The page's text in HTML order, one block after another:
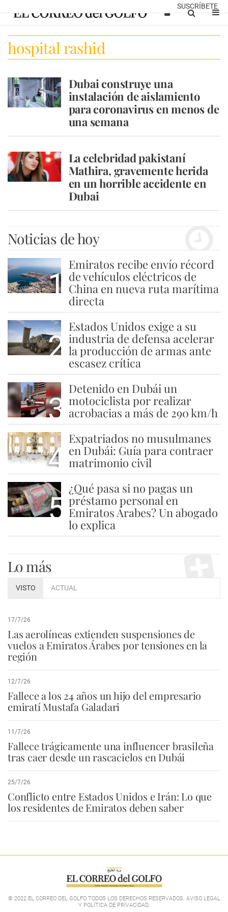
SUSCRÍBETE
hospital rashid
Dubai construye una
instalación de aislamiento
para coronavirus en menos de
una semana
La celebridad pakistaní
Mathira, gravemente herida
en un horrible accidente en
Dubai
Noticias de hoy
1
Emiratos recibe envío récord
de vehículos eléctricos de
China en nueva ruta marítima
directa
2
Estados Unidos exige a su
industria de defensa acelerar
la producción de armas ante
escasez crítica
3
Detenido en Dubái un
motociclista por realizar
acrobacias a más de 290 km/h
4
Expatriados no musulmanes
en Dubái: Guía para contraer
matrimonio civil
5
¿Qué pasa si no pagas un
préstamo personal en
Emiratos Árabes? Un abogado
lo explica
Lo más
VISTO ACTUAL
17/7/26
Las aerolíneas extienden suspensiones de
vuelos a Emiratos Árabes por tensiones en la
región
12/7/26
Fallece a los 24 años un hijo del empresario
emiratí Mustafa Galadari
11/7/26
Fallece trágicamente una influencer brasileña
tras caer desde un rascacielos en Dubái
25/7/26
Conflicto entre Estados Unidos e Irán: Lo que
los residentes de Emiratos deben saber
© 2022 EL CORREO DEL GOLFO TODOS LOS DERECHOS RESERVADOS. AVISO LEGAL
Y POLÍTICA DE PRIVACIDAD.